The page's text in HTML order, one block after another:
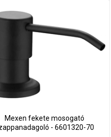
favorite_border Kedvenc
Hasonlítsa
Mexen fekete mosogató
- 6601320-70